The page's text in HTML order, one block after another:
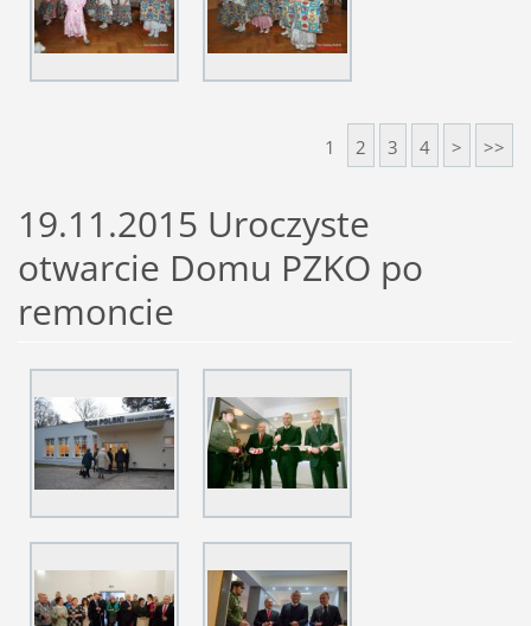
1 2 3 4 > >>
19.11.2015 Uroczyste
otwarcie Domu PZKO po
remoncie